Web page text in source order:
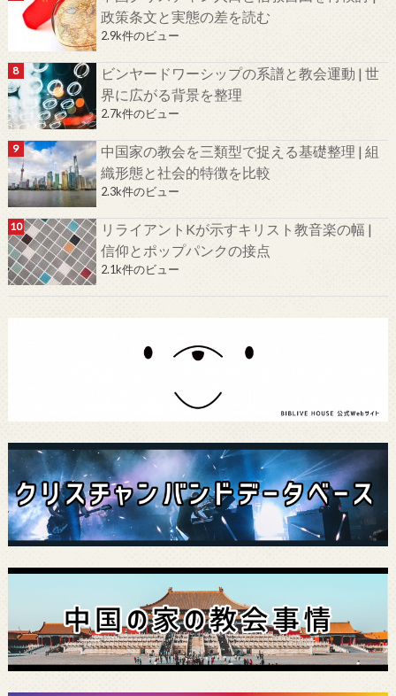
政策条文と実態の差を読む
2.9k件のビュー
ビンヤードワーシップの系譜と教会運動 | 世
界に広がる背景を整理
2.7k件のビュー
中国家の教会を三類型で捉える基礎整理 | 組
織形態と社会的特徴を比較
2.3k件のビュー
リライアントKが示すキリスト教音楽の幅 |
信仰とポップパンクの接点
2.1k件のビュー